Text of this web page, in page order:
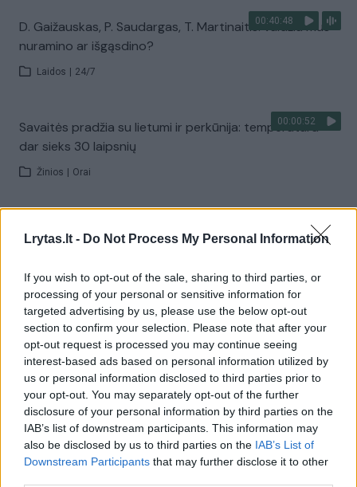
Lrytas.lt - Do Not Process My Personal Information
If you wish to opt-out of the sale, sharing to third parties, or
processing of your personal or sensitive information for
targeted advertising by us, please use the below opt-out
section to confirm your selection. Please note that after your
opt-out request is processed you may continue seeing
interest-based ads based on personal information utilized by
us or personal information disclosed to third parties prior to
your opt-out. You may separately opt-out of the further
disclosure of your personal information by third parties on the
IAB’s list of downstream participants. This information may
also be disclosed by us to third parties on the IAB’s List of
Downstream Participants that may further disclose it to other
00:40:48
D. Gaižauskas, P. Saudargas, T. Martinaitis: valdžia mus
nuramino ar išgąsdino?
Laidos 24/7
00:00:52
Savaitės pradžia su lietumi ir perkūnija: temperatūra
dar sieks 30 laipsnių
Žinios Orai
Žiūrimiausi įrašai
00:00:30
Vaizdai iš tragiškos avarijos Vilniaus r.: dviejų moterų ir
vaiko gyvybių išgelbėti nepavyko
Žinios Lietuvos diena
Savaitės vidurys nusimato karštas: temperatūra kils iki